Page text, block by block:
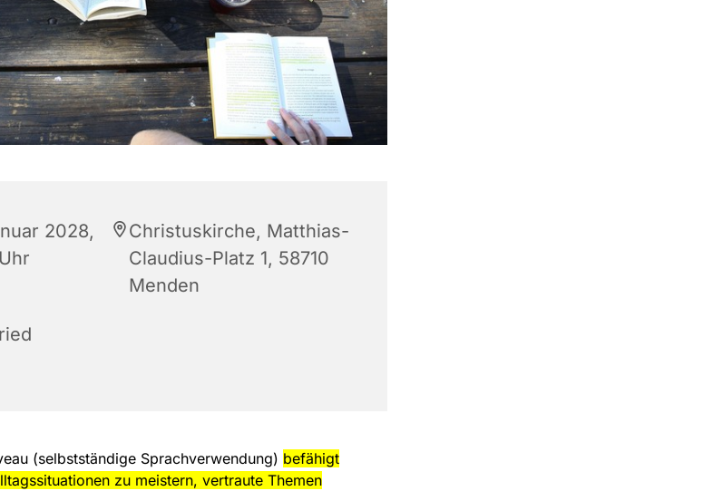
2028,
Christuskirche, Matthias-
Claudius-Platz 1, 58710
Menden
(selbstständige Sprachverwendung) befähigt
zu meistern, vertraute Themen